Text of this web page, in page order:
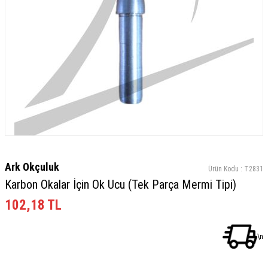
Ark Okçuluk Ürün Kodu : T2831
Karbon Okalar İçin Ok Ucu (Tek Parça Mermi Tipi)
102,18 TL
\n